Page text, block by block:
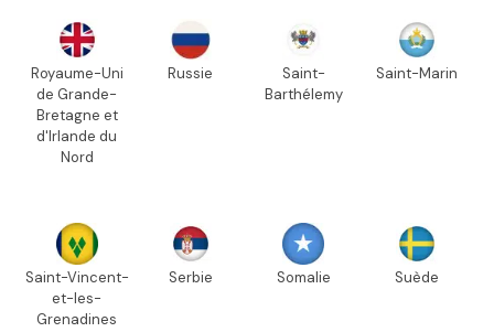
Royaume-Uni
de Grande-
Bretagne et
d'Irlande du
Nord
Russie
Saint-
Barthélemy
Saint-Marin
Saint-Vincent-
et-les-
Grenadines
Serbie Somalie Suède